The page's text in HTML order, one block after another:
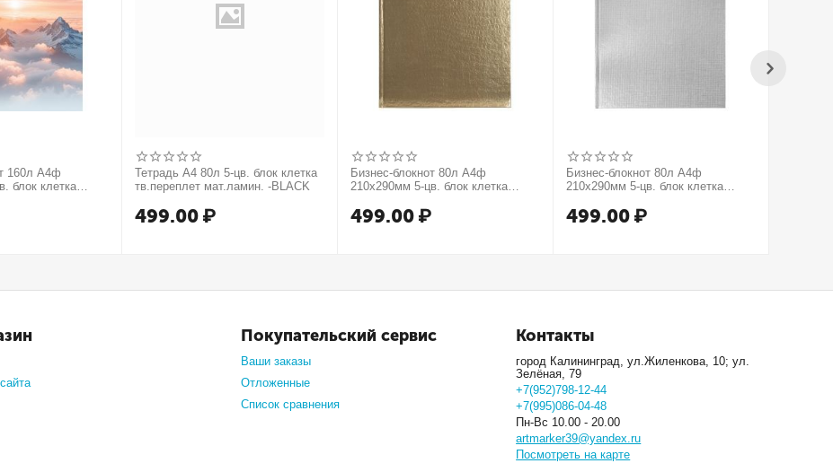
160л А4ф
блок клетка
Тетрадь А4 80л 5-цв. блок клетка
тв.переплет мат.ламин. -BLACK
499.00 ₽
Бизнес-блокнот 80л А4ф
210х290мм 5-цв. блок клетка
МЕТАЛЛИК серия Золото
499.00 ₽
Бизнес-блокнот 80л А4ф
210х290мм 5-цв. блок клетка
серия Серебро
499.00 ₽
Покупательский сервис
Ваши заказы
Отложенные
Список сравнения
Контакты
город Калининград, ул.Жиленкова, 10; ул.
Зелёная, 79
+7(952)798-12-44
+7(995)086-04-48
Пн-Вс 10.00 - 20.00
artmarker39@yandex.ru
Посмотреть на карте